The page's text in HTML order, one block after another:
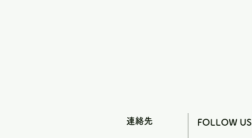
連絡先 FOLLOW US